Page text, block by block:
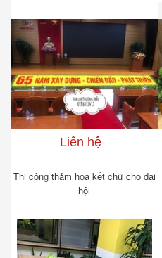
Liên hệ
Thi công thảm hoa kết chữ cho đại
hội